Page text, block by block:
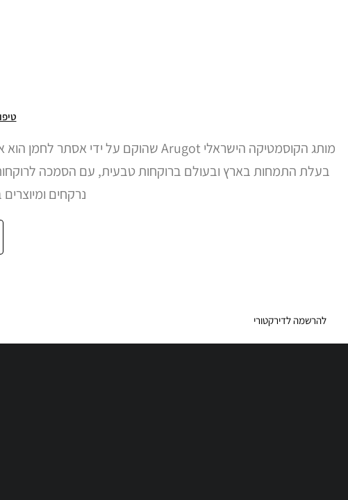
מותג הקוסמטיקה הישראלי Arugot שהוקם על ידי אסתר לחמן הוא אחד ממותגי הטיפוח הטבעיים האהובים בארץ. לחמן,
בעלת התמחות בארץ ובעולם ברוקחות טבעית, עם הסמכה
נרקחים
להרשמה לדירקטורי